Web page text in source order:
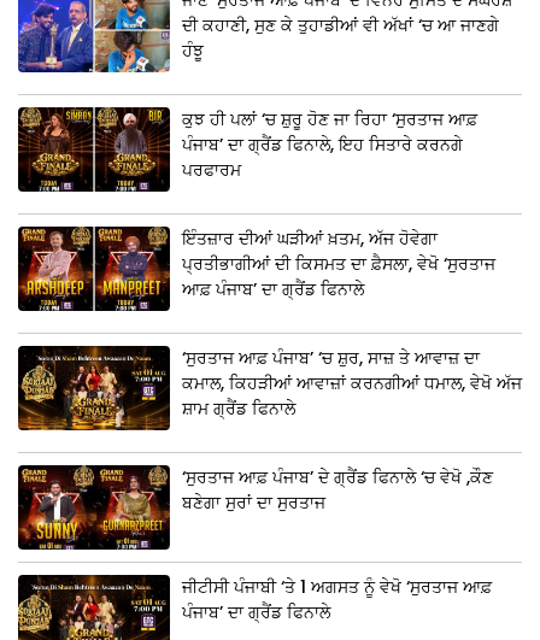
ਦੀ ਕਹਾਣੀ, ਸੁਣ ਕੇ ਤੁਹਾਡੀਆਂ ਵੀ ਅੱਖਾਂ ‘ਚ ਆ ਜਾਣਗੇ
ਹੰਝੂ
ਕੁਝ ਹੀ ਪਲਾਂ ‘ਚ ਸ਼ੁਰੂ ਹੋਣ ਜਾ ਰਿਹਾ ‘ਸੁਰਤਾਜ ਆਫ਼
ਪੰਜਾਬ’ ਦਾ ਗ੍ਰੈਂਡ ਫਿਨਾਲੇ, ਇਹ ਸਿਤਾਰੇ ਕਰਨਗੇ
ਪਰਫਾਰਮ
ਇੰਤਜ਼ਾਰ ਦੀਆਂ ਘੜੀਆਂ ਖ਼ਤਮ, ਅੱਜ ਹੋਵੇਗਾ
ਪ੍ਰਤੀਭਾਗੀਆਂ ਦੀ ਕਿਸਮਤ ਦਾ ਫ਼ੈਸਲਾ, ਵੇਖੋ ‘ਸੁਰਤਾਜ
ਆਫ਼ ਪੰਜਾਬ’ ਦਾ ਗ੍ਰੈਂਡ ਫਿਨਾਲੇ
‘ਸੁਰਤਾਜ ਆਫ਼ ਪੰਜਾਬ’ ‘ਚ ਸ਼ੁਰ, ਸਾਜ਼ ਤੇ ਆਵਾਜ਼ ਦਾ
ਕਮਾਲ, ਕਿਹੜੀਆਂ ਆਵਾਜ਼ਾਂ ਕਰਨਗੀਆਂ ਧਮਾਲ, ਵੇਖੋ ਅੱਜ
ਸ਼ਾਮ ਗ੍ਰੈਂਡ ਫਿਨਾਲੇ
‘ਸੁਰਤਾਜ ਆਫ਼ ਪੰਜਾਬ’ ਦੇ ਗ੍ਰੈਂਡ ਫਿਨਾਲੇ ‘ਚ ਵੇਖੋ ,ਕੌਣ
ਬਣੇਗਾ ਸੁਰਾਂ ਦਾ ਸੁਰਤਾਜ
ਜੀਟੀਸੀ ਪੰਜਾਬੀ ‘ਤੇ 1 ਅਗਸਤ ਨੂੰ ਵੇਖੋ ‘ਸੁਰਤਾਜ ਆਫ਼
ਪੰਜਾਬ’ ਦਾ ਗ੍ਰੈਂਡ ਫਿਨਾਲੇ